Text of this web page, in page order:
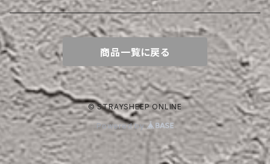
商品一覧に戻る
© STRAYSHEEP ONLINE
Powered by